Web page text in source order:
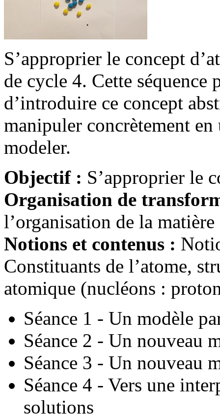
S’approprier le concept
de cycle 4. Cette séquence
d’introduire ce concept
manipuler concrètement
modeler.
Objectif : S’approprier le
Organisation de
l’organisation de la
Notions et contenus :
Constituants de l’atome,
atomique (nucléons :
Séance 1 - Un modèle
Séance 2 - Un nouveau
Séance 3 - Un nouveau
Séance 4 - Vers une
solutions